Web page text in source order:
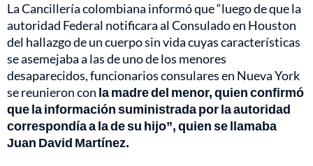
La Cancillería colombiana informó que “luego de que la
autoridad Federal notificara al Consulado en Houston
del hallazgo de un cuerpo sin vida cuyas características
se asemejaba a las de uno de los menores
desaparecidos, funcionarios consulares en Nueva York
se reunieron con la madre del menor, quien confirmó
que la información suministrada por la autoridad
correspondía a la de su hijo”, quien se llamaba
Juan David Martínez.